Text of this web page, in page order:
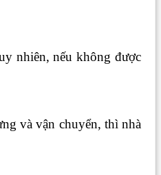
nhiên, nếu không được
và vận chuyển, thì nhà